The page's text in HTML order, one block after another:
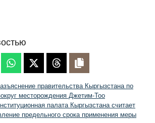
правительства Кыргызстана по
месторождения Джетим-Тоо
палата Кыргызстана считает
предельного срока применения меры